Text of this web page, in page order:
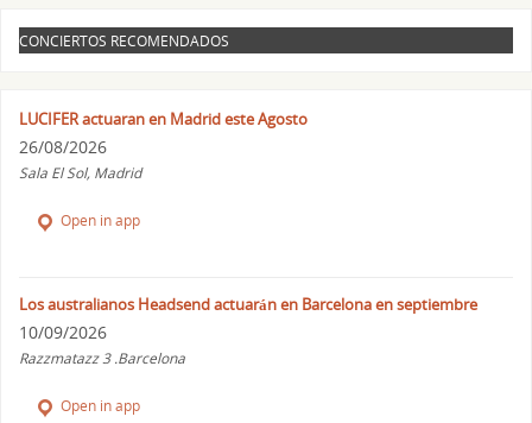
CONCIERTOS RECOMENDADOS
LUCIFER actuaran en Madrid este Agosto
26/08/2026
Sala El Sol, Madrid
Open in app
Los australianos Headsend actuarán en Barcelona en septiembre
10/09/2026
Razzmatazz 3 .Barcelona
Open in app